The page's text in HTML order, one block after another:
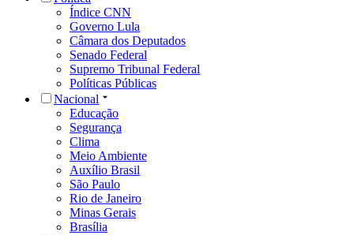
Índice CNN
Governo Lula
Câmara dos Deputados
Senado Federal
Supremo Tribunal Federal
Políticas Públicas
Nacional
Educação
Segurança
Clima
Meio Ambiente
Auxílio Brasil
São Paulo
Rio de Janeiro
Minas Gerais
Brasília